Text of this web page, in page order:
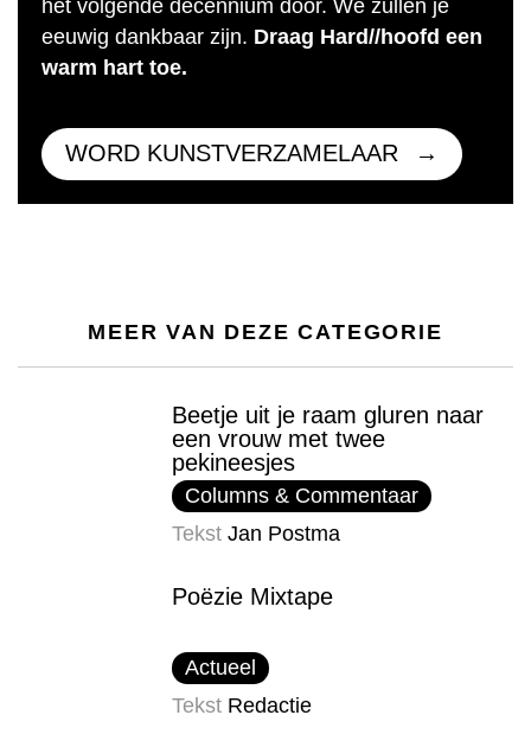
het volgende decennium door. We zullen je
eeuwig dankbaar zijn. Draag Hard//hoofd een
warm hart toe.
WORD KUNSTVERZAMELAAR
MEER VAN DEZE CATEGORIE
Beetje uit je raam gluren naar
een vrouw met twee
pekineesjes
Columns & Commentaar
Tekst Jan Postma
Poëzie Mixtape
Actueel
Tekst Redactie